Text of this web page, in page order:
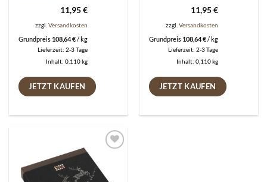
11,95€
zzgl.Versandkosten
Grundpreis 108,64€/kg
Lieferzeit:2-3 Tage
Inhalt: 0,110kg
JETZT KAUFEN
11,95€
zzgl.Versandkosten
Grundpreis 108,64€/kg
Lieferzeit:2-3 Tage
Inhalt: 0,110kg
JETZT KAUFEN
Auf die
Wunschliste